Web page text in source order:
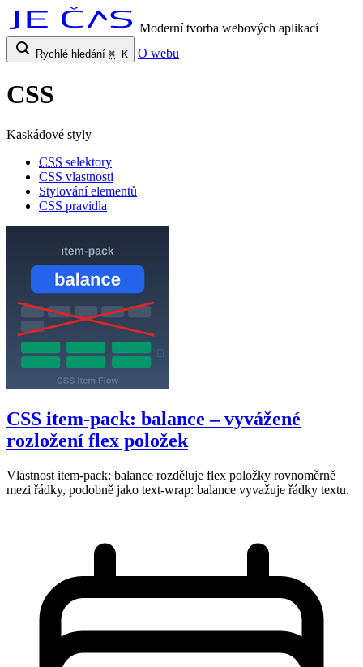
Moderní tvorba webových aplikací
Rychlé hledání ⌘ K O webu
CSS
Kaskádové styly
CSS selektory
CSS vlastnosti
Stylování elementů
CSS pravidla
CSS item-pack: balance – vyvážené
rozložení flex položek
Vlastnost item-pack: balance rozděluje flex položky rovnoměrně
mezi řádky, podobně jako text-wrap: balance vyvažuje řádky textu.